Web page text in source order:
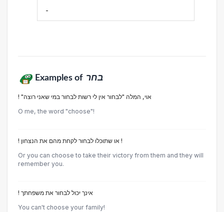
-
Examples of בחר
! "אוי, המלה "לבחור אין לי רשות לבחור במי שאני רוצה
O me, the word "choose"!
! או שתוכלו לבחור לקחת מהם את הנצחון !
Or you can choose to take their victory from them and they will
remember you.
! אינך יכול לבחור את משפחתך
You can't choose your family!